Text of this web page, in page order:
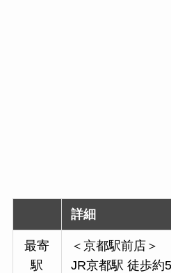
詳細
最寄
駅
＜京都駅前店＞
JR京都駅 徒歩約